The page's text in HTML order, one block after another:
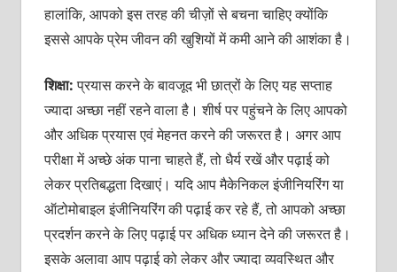
हालांकि, आपको इस तरह की चीज़ों से बचना चाहिए क्‍योंकि
इससे आपके प्रेम जीवन की खुशियों में कमी आने की आशंका है।
शिक्षा:प्रयास करने के बावजूद भी छात्रों के लिए यह सप्‍ताह
ज्‍यादा अच्‍छा नहीं रहने वाला है। शीर्ष पर पहुंचने के लिए आपको
और अधिक प्रयास एवं मेहनत करने की जरूरत है। अगर आप
परीक्षा में अच्‍छे अंक पाना चाहते हैं, तो धैर्य रखें और पढ़ाई को
लेकर प्रतिबद्धता दिखाएं। यदि आप मैकेनिकल इंजीनियरिंग या
ऑटोमोबाइल इंजीनियरिंग की पढ़ाई कर रहे हैं, तो आपको अच्‍छा
प्रदर्शन करने के लिए पढ़ाई पर अधिक ध्‍यान देने की जरूरत है।
इसके अलावा आप पढ़ाई को लेकर और ज्‍यादा व्‍यवस्थित और